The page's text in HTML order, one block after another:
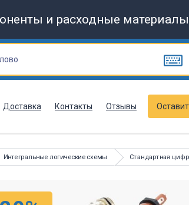
и расходные материалы
Доставка Контакты Отзывы
Интегральные логические схемы Стандартная